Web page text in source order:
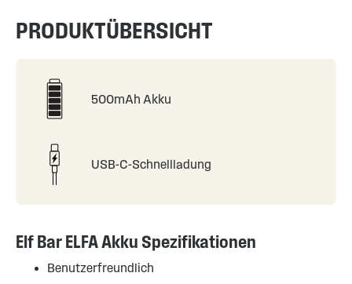
PRODUKTÜBERSICHT
500mAh Akku
USB-C-Schnellladung
Elf Bar ELFA Akku Spezifikationen
Benutzerfreundlich